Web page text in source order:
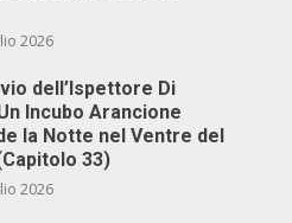
2026
dell’Ispettore Di
Incubo Arancione
la Notte nel Ventre del
33)
2026